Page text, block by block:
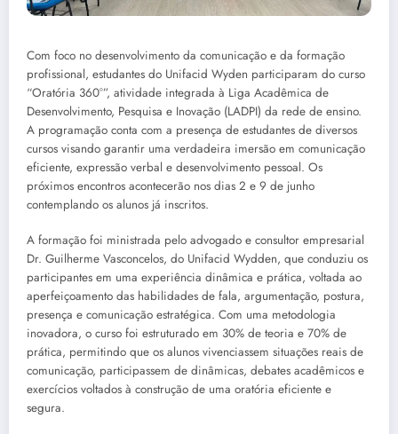
Com foco no desenvolvimento da comunicação e da formação
profissional, estudantes do Unifacid Wyden participaram do curso
“Oratória 360°”, atividade integrada à Liga Acadêmica de
Desenvolvimento, Pesquisa e Inovação (LADPI) da rede de ensino.
A programação conta com a presença de estudantes de diversos
cursos visando garantir uma verdadeira imersão em comunicação
eficiente, expressão verbal e desenvolvimento pessoal. Os
próximos encontros acontecerão nos dias 2 e 9 de junho
contemplando os alunos já inscritos.
A formação foi ministrada pelo advogado e consultor empresarial
Dr. Guilherme Vasconcelos, do Unifacid Wydden, que conduziu os
participantes em uma experiência dinâmica e prática, voltada ao
aperfeiçoamento das habilidades de fala, argumentação, postura,
presença e comunicação estratégica. Com uma metodologia
inovadora, o curso foi estruturado em 30% de teoria e 70% de
prática, permitindo que os alunos vivenciassem situações reais de
comunicação, participassem de dinâmicas, debates acadêmicos e
exercícios voltados à construção de uma oratória eficiente e
segura.